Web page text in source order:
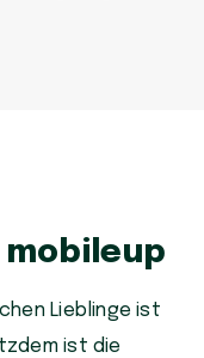
Lieblinge ist
ist die